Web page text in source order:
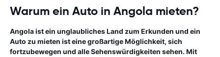
Warum ein Auto in Angola mieten?
Angola ist ein unglaubliches Land zum Erkunden und ein
Auto zu mieten ist eine großartige Möglichkeit, sich
fortzubewegen und alle Sehenswürdigkeiten sehen. Mit